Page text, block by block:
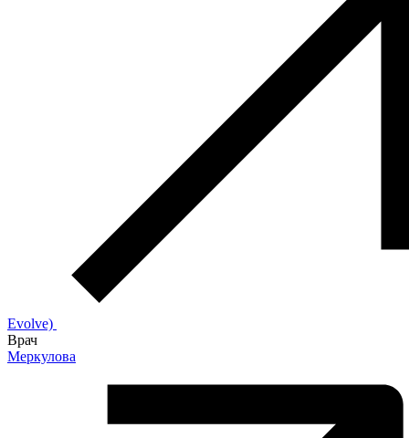
Evolve)
Врач
Меркулова